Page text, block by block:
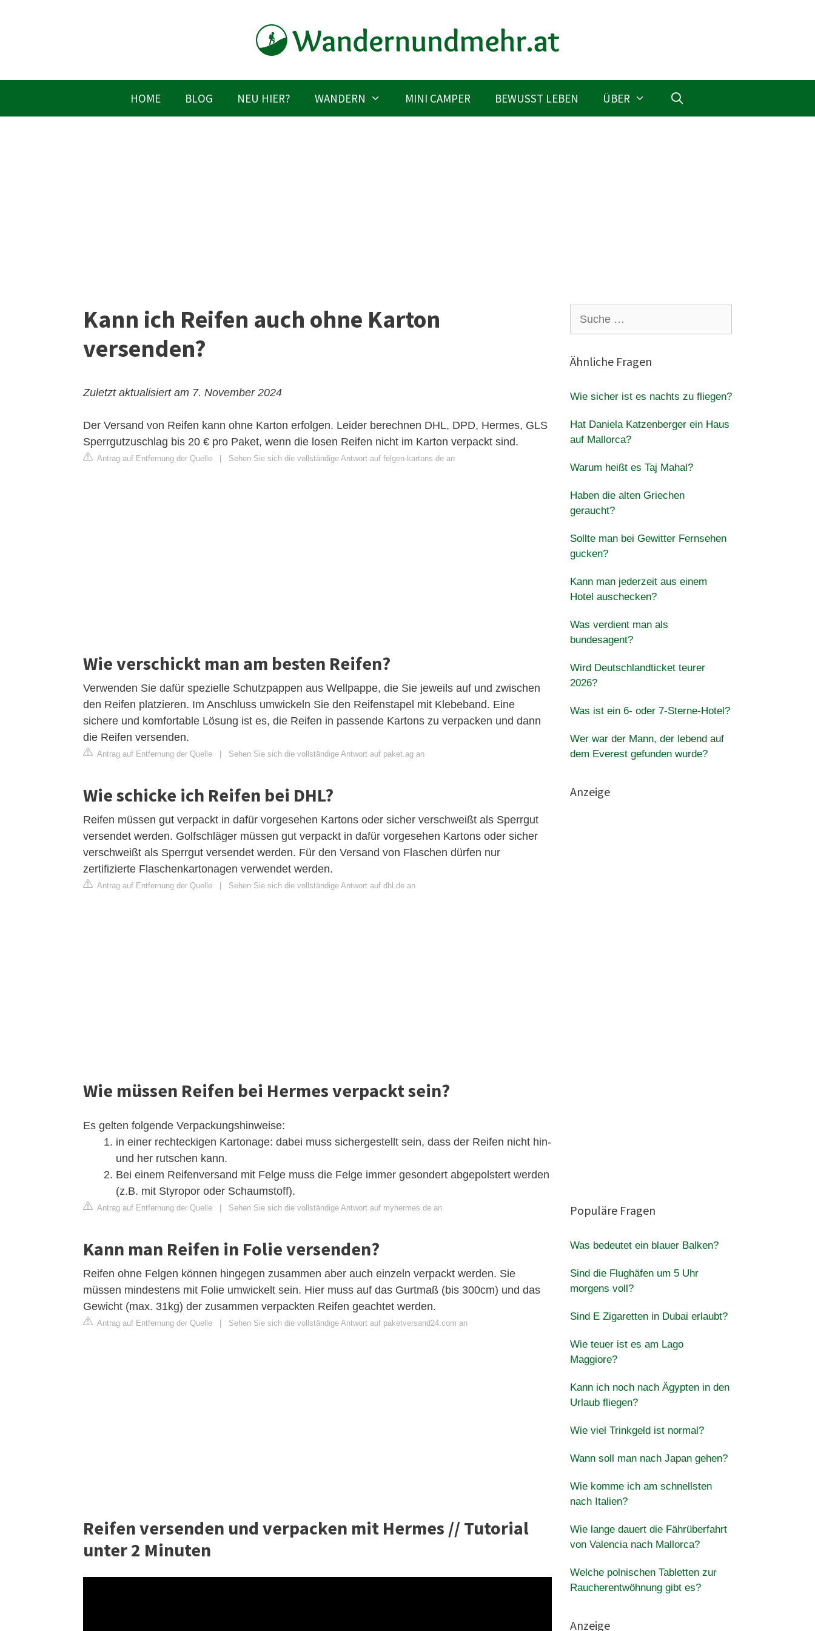
HOME BLOG NEU HIER? WANDERN MINI CAMPER BEWUSST LEBEN ÜBER
Kann ich Reifen auch ohne Karton
versenden?
Zuletzt aktualisiert am 7. November 2024
Der Versand von Reifen kann ohne Karton erfolgen. Leider berechnen DHL, DPD, Hermes, GLS
Sperrgutzuschlag bis 20 € pro Paket, wenn die losen Reifen nicht im Karton verpackt sind.
Antrag auf Entfernung der Quelle Sehen Sie sich die vollständige Antwort auf felgen-kartons.de an
Wie verschickt man am besten Reifen?
Verwenden Sie dafür spezielle Schutzpappen aus Wellpappe, die Sie jeweils auf und zwischen
den Reifen platzieren. Im Anschluss umwickeln Sie den Reifenstapel mit Klebeband. Eine
sichere und komfortable Lösung ist es, die Reifen in passende Kartons zu verpacken und dann
die Reifen versenden.
Antrag auf Entfernung der Quelle Sehen Sie sich die vollständige Antwort auf paket.ag an
Wie schicke ich Reifen bei DHL?
Reifen müssen gut verpackt in dafür vorgesehen Kartons oder sicher verschweißt als Sperrgut
versendet werden. Golfschläger müssen gut verpackt in dafür vorgesehen Kartons oder sicher
verschweißt als Sperrgut versendet werden. Für den Versand von Flaschen dürfen nur
zertifizierte Flaschenkartonagen verwendet werden.
Antrag auf Entfernung der Quelle Sehen Sie sich die vollständige Antwort auf dhl.de an
Wie müssen Reifen bei Hermes verpackt sein?
Es gelten folgende Verpackungshinweise:
in einer rechteckigen Kartonage: dabei muss sichergestellt sein, dass der Reifen nicht hin-
und her rutschen kann.
Bei einem Reifenversand mit Felge muss die Felge immer gesondert abgepolstert werden
(z.B. mit Styropor oder Schaumstoff).
Antrag auf Entfernung der Quelle Sehen Sie sich die vollständige Antwort auf myhermes.de an
Kann man Reifen in Folie versenden?
Reifen ohne Felgen können hingegen zusammen aber auch einzeln verpackt werden. Sie
müssen mindestens mit Folie umwickelt sein. Hier muss auf das Gurtmaß (bis 300cm) und das
Gewicht (max. 31kg) der zusammen verpackten Reifen geachtet werden.
Antrag auf Entfernung der Quelle Sehen Sie sich die vollständige Antwort auf paketversand24.com an
Reifen versenden und verpacken mit Hermes // Tutorial
unter 2 Minuten
nach:
Ähnliche Fragen
Wie sicher ist es nachts zu fliegen?
Hat Daniela Katzenberger ein Haus
auf Mallorca?
Warum heißt es Taj Mahal?
Haben die alten Griechen
geraucht?
Sollte man bei Gewitter Fernsehen
gucken?
Kann man jederzeit aus einem
Hotel auschecken?
Was verdient man als
bundesagent?
Wird Deutschlandticket teurer
2026?
Was ist ein 6- oder 7-Sterne-Hotel?
Wer war der Mann, der lebend auf
dem Everest gefunden wurde?
Anzeige
Populäre Fragen
Was bedeutet ein blauer Balken?
Sind die Flughäfen um 5 Uhr
morgens voll?
Sind E Zigaretten in Dubai erlaubt?
Wie teuer ist es am Lago
Maggiore?
Kann ich noch nach Ägypten in den
Urlaub fliegen?
Wie viel Trinkgeld ist normal?
Wann soll man nach Japan gehen?
Wie komme ich am schnellsten
nach Italien?
Wie lange dauert die Fährüberfahrt
von Valencia nach Mallorca?
Welche polnischen Tabletten zur
Raucherentwöhnung gibt es?
Anzeige